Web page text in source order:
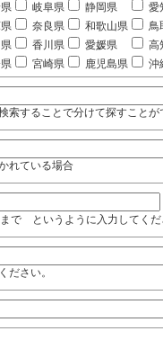
岐阜県 静岡県 愛
奈良県 和歌山県 鳥
香川県 愛媛県 高
宮崎県 鹿児島県 沖
することで分けて探すことが
れている場合
というように入力してくだ
ださい。